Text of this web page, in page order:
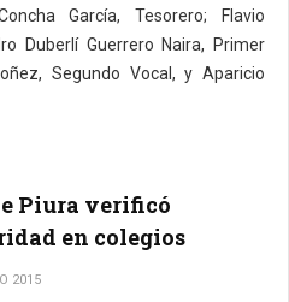
García, Tesorero; Flavio
Duberlí Guerrero Naira, Primer
Segundo Vocal, y Aparicio
Piura verificó
en colegios
2015